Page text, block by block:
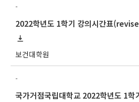
-
보건대학원
-
국가거점국립대학교 2022학년도 1학